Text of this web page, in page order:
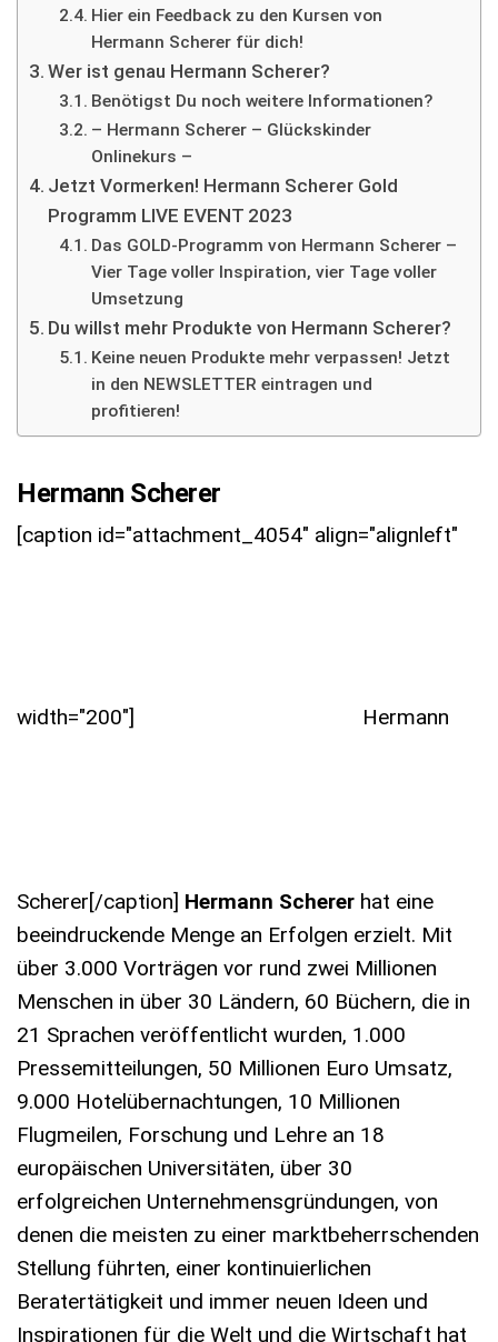
Hier ein Feedback zu den Kursen von
Hermann Scherer für dich!
Wer ist genau Hermann Scherer?
Benötigst Du noch weitere Informationen?
– Hermann Scherer – Glückskinder
Onlinekurs –
Jetzt Vormerken! Hermann Scherer Gold
Programm LIVE EVENT 2023
Das GOLD-Programm von Hermann Scherer –
Vier Tage voller Inspiration, vier Tage voller
Umsetzung
Du willst mehr Produkte von Hermann Scherer?
Keine neuen Produkte mehr verpassen! Jetzt
in den NEWSLETTER eintragen und
profitieren!
Hermann Scherer
[caption id="attachment_4054" align="alignleft"
width="200"] Hermann
Scherer[/caption] Hermann Scherer hat eine
beeindruckende Menge an Erfolgen erzielt. Mit
über 3.000 Vorträgen vor rund zwei Millionen
Menschen in über 30 Ländern, 60 Büchern, die in
21 Sprachen veröffentlicht wurden, 1.000
Pressemitteilungen, 50 Millionen Euro Umsatz,
9.000 Hotelübernachtungen, 10 Millionen
Flugmeilen, Forschung und Lehre an 18
europäischen Universitäten, über 30
erfolgreichen Unternehmensgründungen, von
denen die meisten zu einer marktbeherrschenden
Stellung führten, einer kontinuierlichen
Beratertätigkeit und immer neuen Ideen und
Inspirationen für die Welt und die Wirtschaft hat